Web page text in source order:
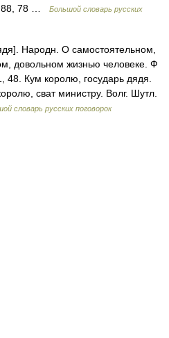
78 …
Большой словарь русских
Народн. О самостоятельном,
довольном жизнью человеке. Ф
Кум королю, государь дядя.
сват министру. Волг. Шутл.
словарь русских поговорок